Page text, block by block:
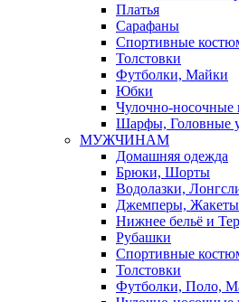
Платья
Сарафаны
Спортивные
Толстовки
Футболки, Майки
Юбки
Чулочно-носочные
Шарфы, Головные
МУЖЧИНАМ
Домашняя одежда
Брюки, Шорты
Водолазки,
Джемперы, Жакеты
Нижнее бельё и
Рубашки
Спортивные
Толстовки
Футболки, Поло,